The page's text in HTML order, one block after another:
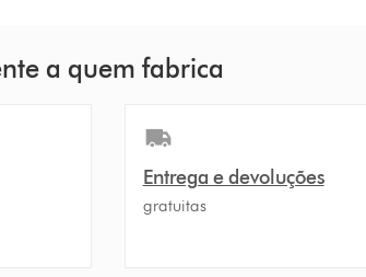
a quem fabrica
Entrega e devoluções
gratuitas